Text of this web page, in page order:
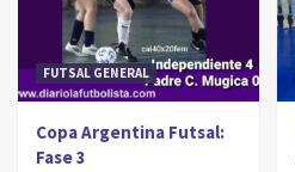
FUTSAL GENERAL
Copa Argentina Futsal:
Fase 3